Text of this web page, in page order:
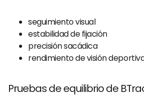
seguimiento visual
estabilidad de fijación
precisión sacádica
rendimiento de visión
Pruebas de equilibrio de